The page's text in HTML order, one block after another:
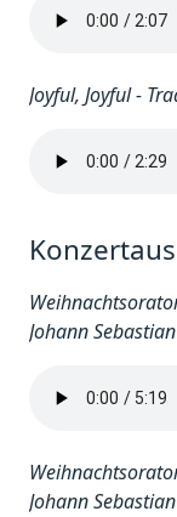
Joyful, Joyful -
Johann
Johann